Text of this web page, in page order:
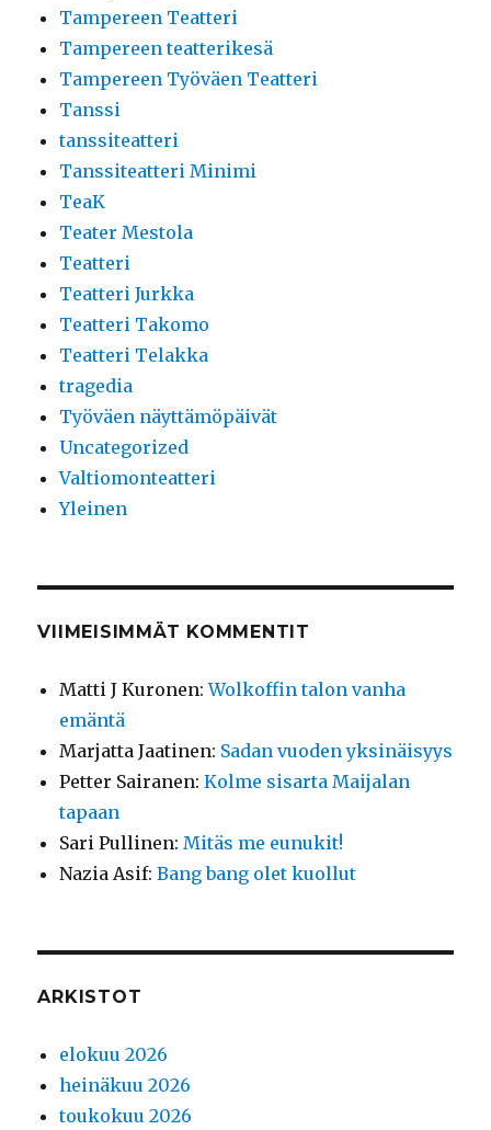
Tampereen Teatteri
Tampereen teatterikesä
Tampereen Työväen Teatteri
Tanssi
tanssiteatteri
Tanssiteatteri Minimi
TeaK
Teater Mestola
Teatteri
Teatteri Jurkka
Teatteri Takomo
Teatteri Telakka
tragedia
Työväen näyttämöpäivät
Uncategorized
Valtiomonteatteri
Yleinen
VIIMEISIMMÄT KOMMENTIT
Matti J Kuronen:Wolkoffin talon vanha
emäntä
Marjatta Jaatinen: Sadan vuoden yksinäisyys
Petter Sairanen:Kolme sisarta Maijalan
tapaan
Sari Pullinen:Mitäs me eunukit!
Nazia Asif:Bang bang olet kuollut
ARKISTOT
elokuu 2026
heinäkuu 2026
toukokuu 2026